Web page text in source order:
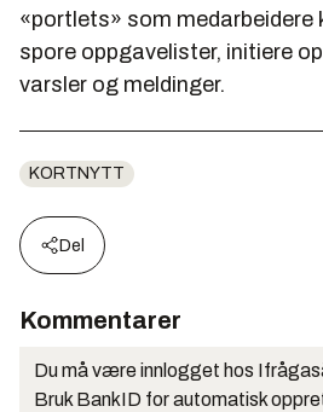
«portlets» som medarbeidere
spore oppgavelister, initiere
varsler og meldinger.
KORTNYTT
Del
Kommentarer
Du må være innlogget hos
Bruk BankID for automatisk